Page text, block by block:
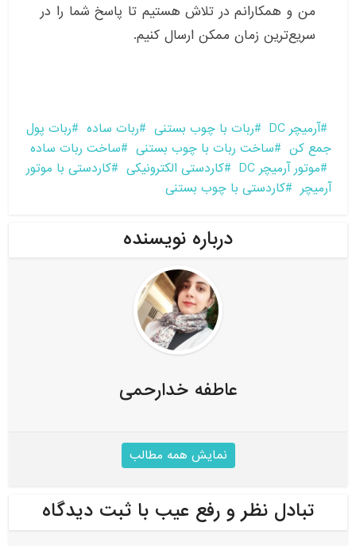
من و همکارانم در تلاش هستیم تا پاسخ شما را در
سریع‌ترین زمان ممکن ارسال کنیم.
آرمیچر DC ربات با چوب بستنی ربات ساده
ربات پول
جمع کن
ساخت ربات با چوب بستنی
ساخت ربات ساده
موتور آرمیچر DC
کاردستی الکترونیکی
کاردستی با موتور
آرمیچر
کاردستی با چوب بستنی
درباره نویسنده
عاطفه خدارحمی
نمایش همه مطالب
تبادل نظر و رفع عیب با ثبت دیدگاه